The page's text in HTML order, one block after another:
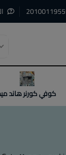
3
كوفي كورنر هاند